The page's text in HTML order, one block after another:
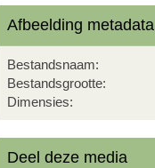
Afbeelding metadata
Bestandsnaam
Bestandsgrootte
Dimensies
Deel deze media